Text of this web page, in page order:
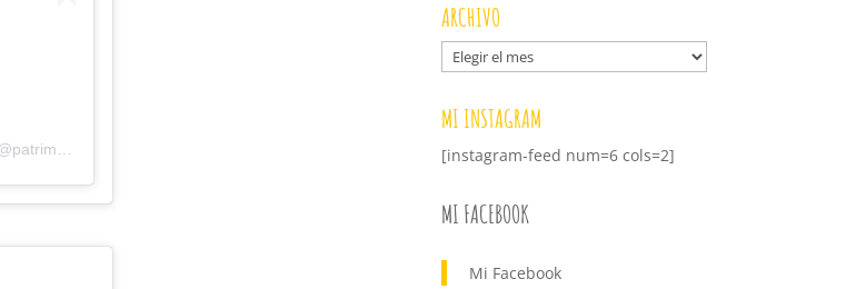
ARCHIVO
Archivo
MI INSTAGRAM
[instagram-feed num=6 cols=2]
MI FACEBOOK
Mi Facebook